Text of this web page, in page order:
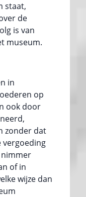
staat,
de
is van
museum.
in
op
ook door
zonder dat
vergoeding
of in
wijze dan